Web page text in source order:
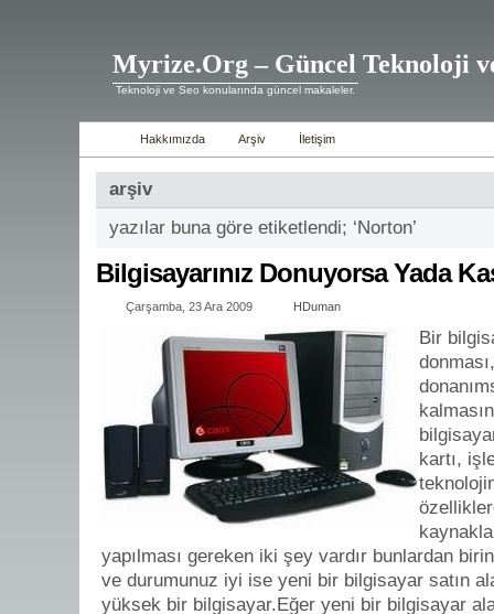
Myrize.Org – Güncel Teknoloji
Teknoloji ve Seo konularında güncel makaleler.
Hakkımızda Arşiv İletişim
arşiv
yazılar buna göre etiketlendi; ‘Norton’
Bilgisayarınız Donuyorsa Yada
Çarşamba, 23 Ara 2009 HDuman
Bir
kartı,
yapılması gereken iki şey vardır bunlardan
ve durumunuz iyi ise yeni bir bilgisayar satın
yüksek bir bilgisayar.Eğer yeni bir bilgisayar